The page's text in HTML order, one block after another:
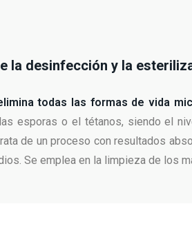
la desinfección y la
todas las formas de vida
esporas o el tétanos, siendo el
de un proceso con resultados
Se emplea en la limpieza de los